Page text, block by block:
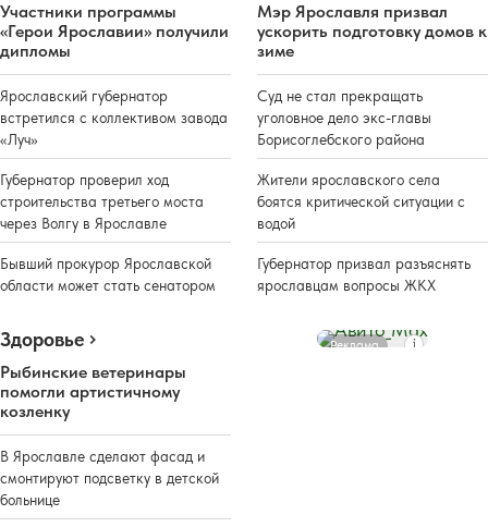
Участники программы
«Герои Ярославии» получили
дипломы
Ярославский губернатор
встретился с коллективом завода
«Луч»
Губернатор проверил ход
строительства третьего моста
через Волгу в Ярославле
Бывший прокурор Ярославской
области может стать сенатором
Мэр Ярославля призвал
ускорить подготовку домов к
зиме
Суд не стал прекращать
уголовное дело экс-главы
Борисоглебского района
Жители ярославского села
боятся критической ситуации с
водой
Губернатор призвал разъяснять
ярославцам вопросы ЖКХ
Здоровье
Рыбинские ветеринары
помогли артистичному
козленку
В Ярославле сделают фасад и
смонтируют подсветку в детской
больнице
Реклама